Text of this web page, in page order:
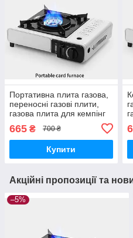
Портативна плита газова,
переносні газові плити,
газова плита для кемпінг
665 ₴ 700 ₴
Купити
Акційні пропозиції та
–5%